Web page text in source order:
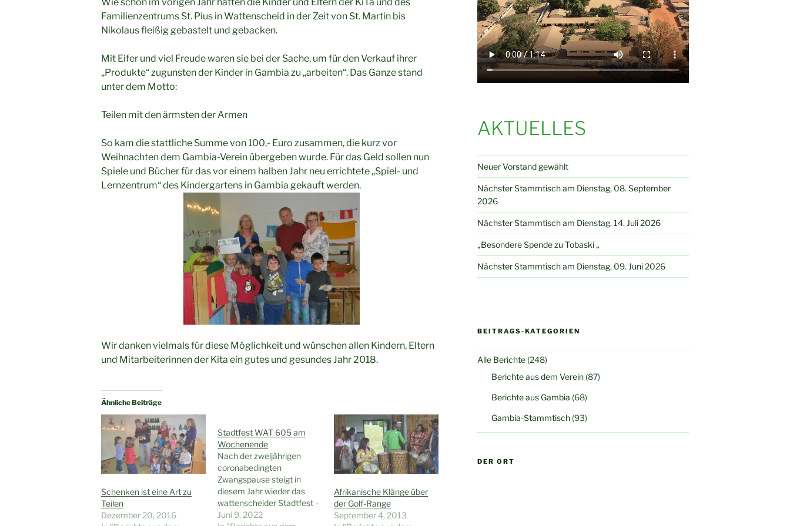
Familienzentrums St. Pius in Wattenscheid in der Zeit von St. Martin bis
Nikolaus fleißig gebastelt und gebacken.
Mit Eifer und viel Freude waren sie bei der Sache, um für den Verkauf ihrer
„Produkte“ zugunsten der Kinder in Gambia zu „arbeiten“. Das Ganze stand
unter dem Motto:
Teilen mit den ärmsten der Armen
So kam die stattliche Summe von 100,- Euro zusammen, die kurz vor
Weihnachten dem Gambia-Verein übergeben wurde. Für das Geld sollen nun
Spiele und Bücher für das vor einem halben Jahr neu errichtete „Spiel- und
Lernzentrum“ des Kindergartens in Gambia gekauft werden.
Wir danken vielmals für diese Möglichkeit und wünschen allen Kindern, Eltern
und Mitarbeiterinnen der Kita ein gutes und gesundes Jahr 2018.
Ähnliche Beiträge
Schenken ist eine Art zu
Teilen
Dezember 20, 2016
Stadtfest WAT 605 am
Wochenende
Nach der zweijährigen
coronabedingten
Zwangspause steigt in
diesem Jahr wieder das
wattenscheider Stadtfest –
vom 10.-12. Juni. Am
Juni 9, 2022
Afrikanische Klänge über
der Golf-Range
September 4, 2013
AKTUELLES
Neuer Vorstand gewählt
Nächster Stammtisch am Dienstag, 08. September
2026
Nächster Stammtisch am Dienstag, 14. Juli 2026
„Besondere Spende zu Tobaski „
Nächster Stammtisch am Dienstag, 09. Juni 2026
BEITRAGS-KATEGORIEN
Alle Berichte (248)
Berichte aus dem Verein (87)
Berichte aus Gambia (68)
Gambia-Stammtisch (93)
DER ORT